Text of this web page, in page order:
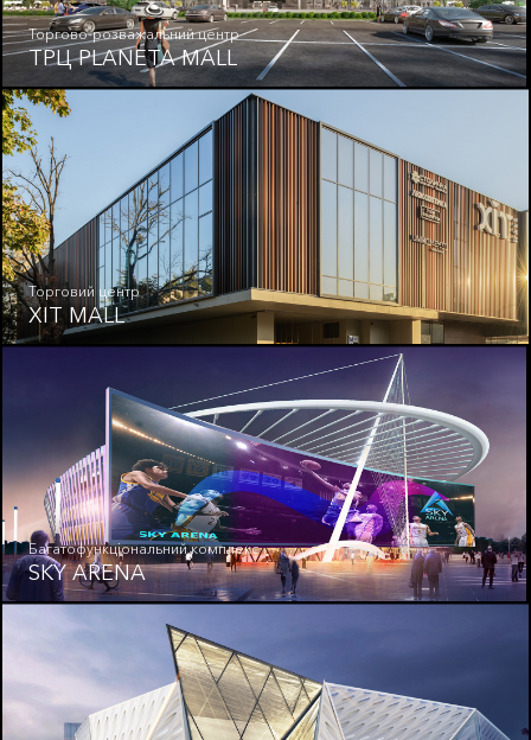
Торгово-розважальний центр
ТРЦ PLANETA MALL
Торговий центр
ХІТ MALL
Багатофункціональний комплекс
SKY ARENA